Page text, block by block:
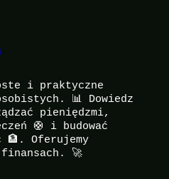
i praktyczne
📊 Dowiedz
pieniędzmi,
🛟 i budować
🏦. Oferujemy
🚀